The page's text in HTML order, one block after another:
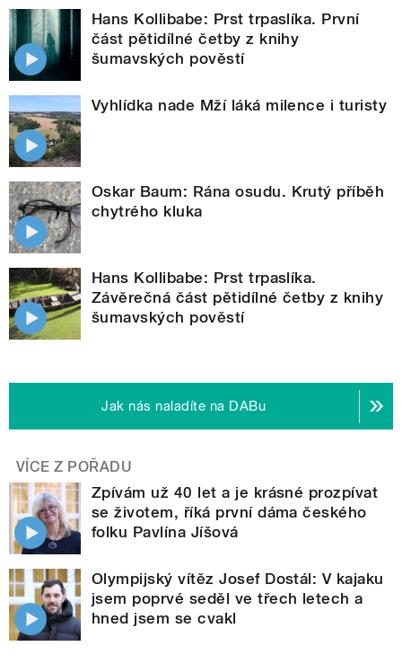
Hans Kollibabe: Prst trpaslíka. První
část pětidílné četby z knihy
šumavských pověstí
Vyhlídka nade Mží láká milence i turisty
Oskar Baum: Rána osudu. Krutý příběh
chytrého kluka
Hans Kollibabe: Prst trpaslíka.
Závěrečná část pětidílné četby z knihy
šumavských pověstí
Jak nás naladíte na DABu
VÍCE Z POŘADU
Zpívám už 40 let a je krásné prozpívat
se životem, říká první dáma českého
folku Pavlína Jíšová
Olympijský vítěz Josef Dostál: V kajaku
jsem poprvé seděl ve třech letech a
hned jsem se cvakl